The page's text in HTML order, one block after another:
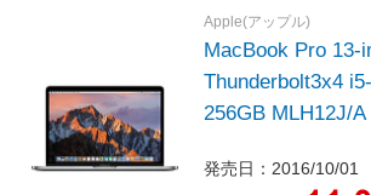
Apple(アップル)
MacBook Pro 13-
Thunderbolt3x4
256GB MLH12J/
発売日：2016/10/01